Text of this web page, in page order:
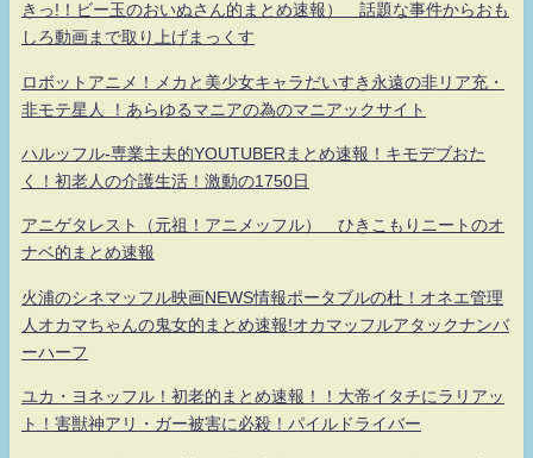
きっ!！ビー玉のおいぬさん的まとめ速報） 話題な事件からおも
しろ動画まで取り上げまっくす
ロボットアニメ！メカと美少女キャラだいすき永遠の非リア充・
非モテ星人 ！あらゆるマニアの為のマニアックサイト
ハルッフル-専業主夫的YOUTUBERまとめ速報！キモデブおた
く！初老人の介護生活！激動の1750日
アニゲタレスト（元祖！アニメッフル） ひきこもりニートのオ
ナベ的まとめ速報
火浦のシネマッフル映画NEWS情報ポータブルの杜！オネエ管理
人オカマちゃんの鬼女的まとめ速報!オカマッフルアタックナンバ
ーハーフ
ユカ・ヨネッフル！初老的まとめ速報！！大帝イタチにラリアッ
ト！害獣神アリ・ガー被害に必殺！パイルドライバー